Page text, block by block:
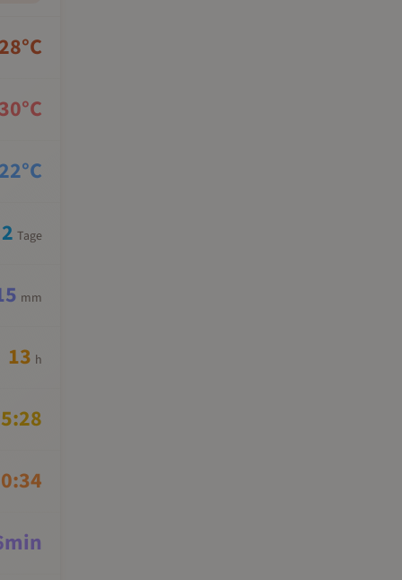
28°C
30°C
22°C
2 Tage
mm
13 h
min